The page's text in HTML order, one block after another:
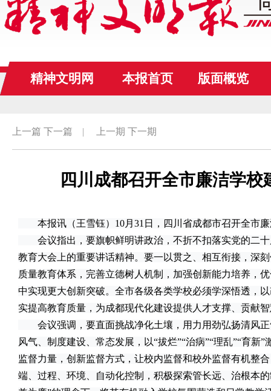
精神文明网 本报首页 版面概览
上一篇 下一篇 | 上一期 下一期
四川成都召开全市廉洁学校
本报讯（王雪钰）10月31日，四川省成都市召开全市廉
会议指出，要旗帜鲜明讲政治，不折不扣落实党的二十
教育大会上的重要讲话精神。要一以贯之、相互衔接，深
质量教育体系，完善立德树人机制，加强创新能力培养，
中实现更大创新突破。全市各级各类学校必须学深悟透，
实提高教育质量，为成都现代化建设提供人才支撑、贡献
会议强调，要直面挑战净化土壤，用力用劲弘扬清风正
风气、制度建设、常态发展，以“拔烂”“治病”“理乱”“育新
监督力量，创新监督方式，让校内监督和校外监督有机整
端、过程、环境、自动化控制，积极探索管长远、治根本